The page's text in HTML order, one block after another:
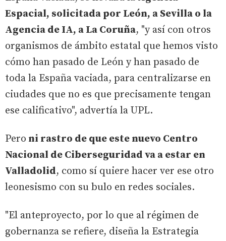
Espacial, solicitada por León, a Sevilla o la
Agencia de IA, a La Coruña, "y así con otros
organismos de ámbito estatal que hemos visto
cómo han pasado de León y han pasado de
toda la España vaciada, para centralizarse en
ciudades que no es que precisamente tengan
ese calificativo", advertía la UPL.
Pero ni rastro de que este nuevo Centro
Nacional de Ciberseguridad va a estar en
Valladolid, como sí quiere hacer ver ese otro
leonesismo con su bulo en redes sociales.
"El anteproyecto, por lo que al régimen de
gobernanza se refiere, diseña la Estrategia